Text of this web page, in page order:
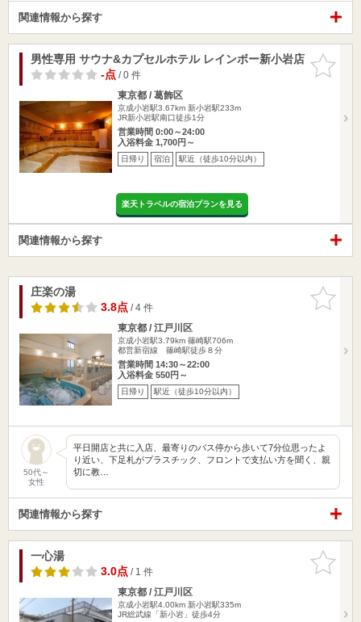
関連情報から探す
お気に入
りに追加
男性専用 サウナ&カプセルホテル レインボー新小岩店
-点/ 0 件
東京都 / 葛飾区
京成小岩駅3.67km 新小岩駅233m
JR新小岩駅南口徒歩1分
営業時間 0:00～24:00
入浴料金 1,700円～
日帰り 宿泊 駅近（徒歩10分以内）
楽天トラベルの宿泊プランを見る
関連情報から探す
お気に入
りに追加
庄楽の湯
3.8点/ 4 件
東京都 / 江戸川区
京成小岩駅3.79km 篠崎駅706m
都営新宿線 篠崎駅徒歩８分
営業時間 14:30～22:00
入浴料金 550円～
日帰り 駅近（徒歩10分以内）
50代～
女性
平日開店と共に入店、最寄りのバス停から歩いて7分位思ったよ
り近い、下足札がプラスチック、フロントで支払い方を聞く、親
切に教…
関連情報から探す
お気に入
りに追加
一心湯
3.0点/ 1 件
東京都 / 江戸川区
京成小岩駅4.00km 新小岩駅335m
JR総武線「新小岩」徒歩4分